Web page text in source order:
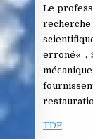
Le
erroné« .
TDF